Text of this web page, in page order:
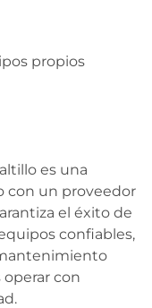
propios
es una
con un proveedor
el éxito de
confiables,
con